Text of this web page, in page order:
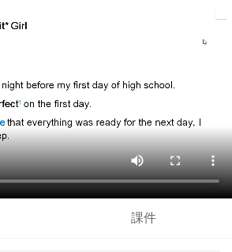
課件